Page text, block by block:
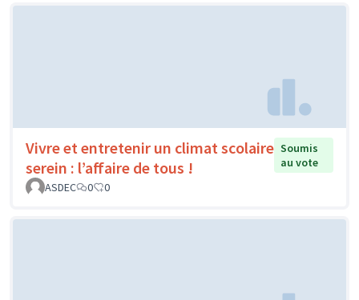
Vivre et entretenir un climat scolaire
serein : l’affaire de tous !
Soumis
au vote
ASDEC
0 0